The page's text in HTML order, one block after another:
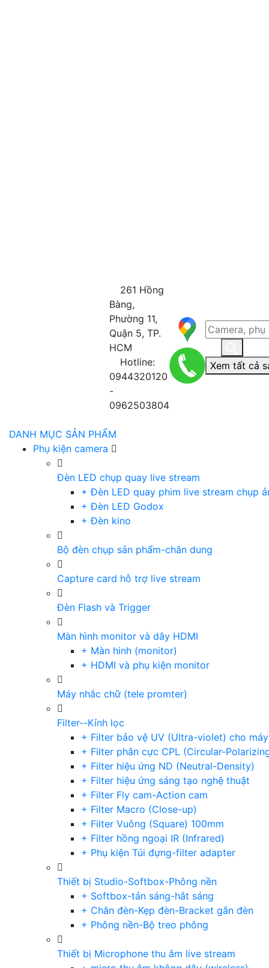
261 Hồng
Bàng,
Phường 11,
Quận 5, TP.
HCM
Hotline:
0944320120
-
0962503804
Xem tất cả
DANH MỤC SẢN PHẨM
Phụ kiện camera
Đèn LED chụp quay live stream
+ Đèn LED quay phim live stream chụp
+ Đèn LED Godox
+ Đèn kino
Bộ đèn chụp sản phẩm-chân dung
Capture card hỗ trợ live stream
Đèn Flash và Trigger
Màn hình monitor và dây HDMI
+ Màn hinh (monitor)
+ HDMI và phụ kiện monitor
Máy nhắc chữ (tele promter)
Filter--Kính lọc
+ Filter bảo vệ UV (Ultra-violet) cho
+ Filter phân cực CPL (Circular-
+ Filter hiệu ứng ND (Neutral-Density)
+ Filter hiệu ứng sáng tạo nghệ thuật
+ Filter Fly cam-Action cam
+ Filter Macro (Close-up)
+ Filter Vuông (Square) 100mm
+ Filter hồng ngoại IR (Infrared)
+ Phụ kiện Túi đựng-filter adapter
Thiết bị Studio-Softbox-Phông nền
+ Softbox-tản sáng-hắt sáng
+ Chân đèn-Kẹp đèn-Bracket gắn đèn
+ Phông nền-Bộ treo phông
Thiết bị Microphone thu âm live stream